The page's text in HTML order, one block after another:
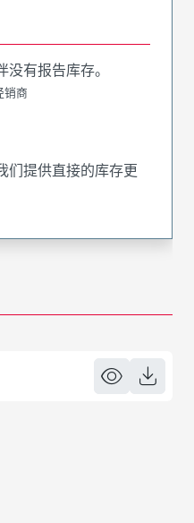
有报告库存。
销商
们提供直接的库存更